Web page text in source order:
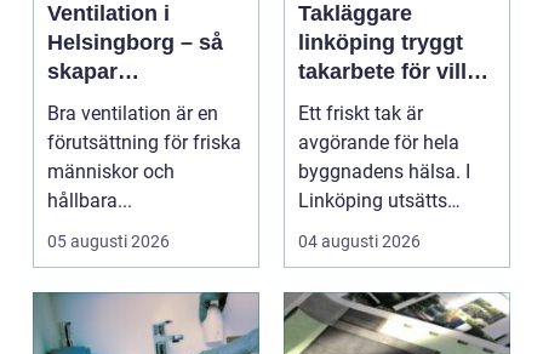
Ventilation i
Helsingborg – så
skapar
fastighetsägare
friskare och mer
energieffektiva
byggnader
Bra ventilation är en
förutsättning för friska
människor och
hållbara...
05 augusti 2026
Takläggare
linköping tryggt
takarbete för villa,
brf och företag
Ett friskt tak är
avgörande för hela
byggnadens hälsa. I
Linköping utsätts
taken för stora
temperatu...
04 augusti 2026